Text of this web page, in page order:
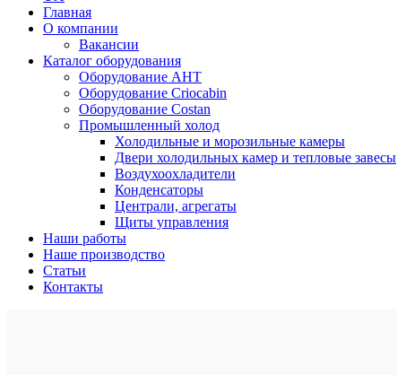
Главная
О компании
Вакансии
Каталог оборудования
Оборудование AHT
Оборудование Criocabin
Оборудование Costan
Промышленный холод
Холодильные и морозильные камеры
Двери холодильных камер и тепловые завесы
Воздухоохладители
Конденсаторы
Централи, агрегаты
Щиты управления
Наши работы
Наше производство
Статьи
Контакты